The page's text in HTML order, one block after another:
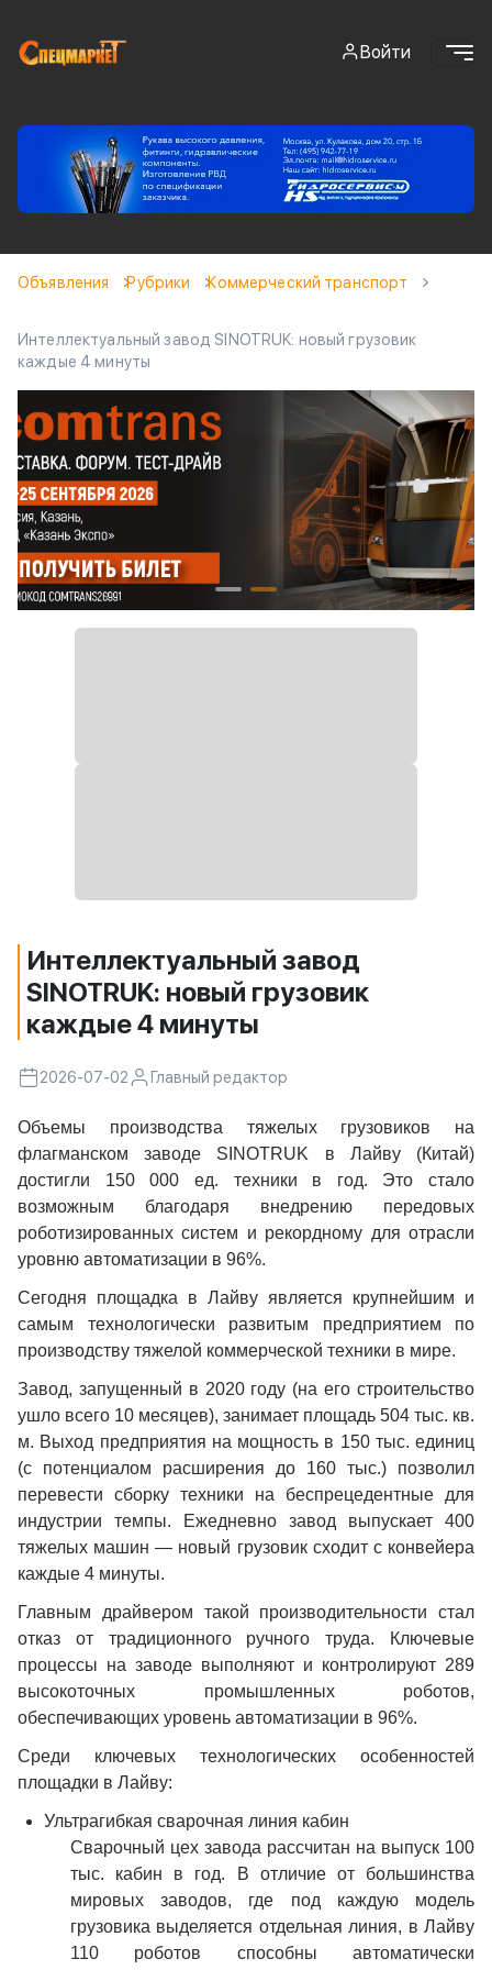
Войти
Объявления Рубрики Коммерческий транспорт
Интеллектуальный завод SINOTRUK: новый грузовик
каждые 4 минуты
Интеллектуальный завод
SINOTRUK: новый грузовик
каждые 4 минуты
2026-07-02 Главный редактор
Объемы производства тяжелых грузовиков на
флагманском заводе SINOTRUK в Лайву (Китай)
достигли 150 000 ед. техники в год. Это стало
возможным благодаря внедрению передовых
роботизированных систем и рекордному для отрасли
уровню автоматизации в 96%.
Сегодня площадка в Лайву является крупнейшим и
самым технологически развитым предприятием по
производству тяжелой коммерческой техники в мире.
Завод, запущенный в 2020 году (на его строительство
ушло всего 10 месяцев), занимает площадь 504 тыс. кв.
м. Выход предприятия на мощность в 150 тыс. единиц
(с потенциалом расширения до 160 тыс.) позволил
перевести сборку техники на беспрецедентные для
индустрии темпы. Ежедневно завод выпускает 400
тяжелых машин — новый грузовик сходит с конвейера
каждые 4 минуты.
Главным драйвером такой производительности стал
отказ от традиционного ручного труда. Ключевые
процессы на заводе выполняют и контролируют 289
высокоточных промышленных роботов,
обеспечивающих уровень автоматизации в 96%.
Среди ключевых технологических особенностей
площадки в Лайву:
Ультрагибкая сварочная линия кабин
Сварочный цех завода рассчитан на выпуск 100
тыс. кабин в год. В отличие от большинства
мировых заводов, где под каждую модель
грузовика выделяется отдельная линия, в Лайву
110 роботов способны автоматически